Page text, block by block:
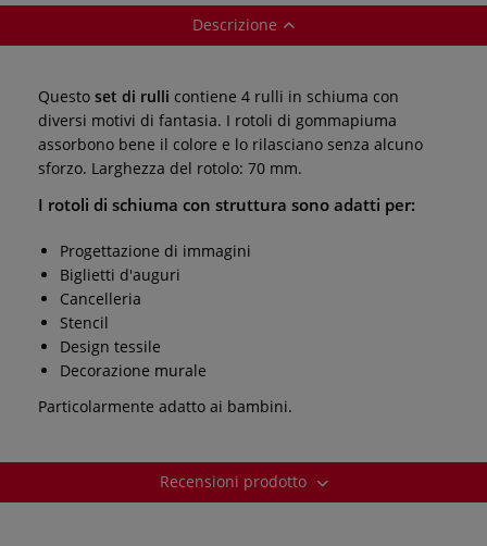
Descrizione
Questo set di rulli contiene 4 rulli in schiuma con
diversi motivi di fantasia. I rotoli di gommapiuma
assorbono bene il colore e lo rilasciano senza alcuno
sforzo. Larghezza del rotolo: 70 mm.
I rotoli di schiuma con struttura sono adatti per:
Progettazione di immagini
Biglietti d'auguri
Cancelleria
Stencil
Design tessile
Decorazione murale
Particolarmente adatto ai bambini.
Recensioni prodotto